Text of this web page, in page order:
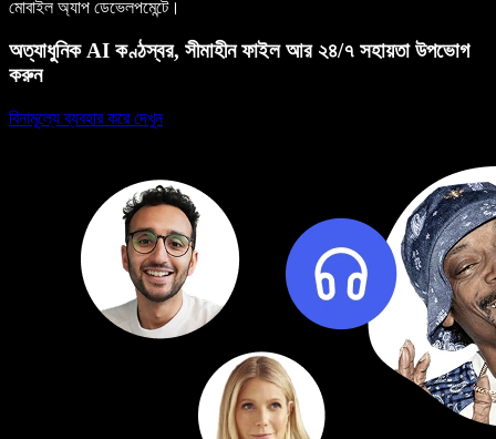
মোবাইল অ্যাপ ডেভেলপমেন্টে।
অত্যাধুনিক AI কণ্ঠস্বর, সীমাহীন ফাইল আর ২৪/৭ সহায়তা উপভোগ
করুন
বিনামূল্যে ব্যবহার করে দেখুন